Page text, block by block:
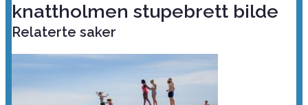
knattholmen stupebrett bilde
Relaterte saker